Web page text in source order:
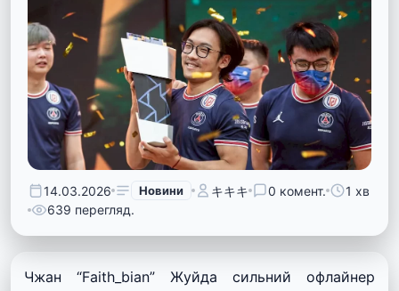
14.03.2026 Новини キキキ 0 комент.
1 хв
639 перегляд.
Чжан “Faith_bian” Жуйда сильний офлайнер